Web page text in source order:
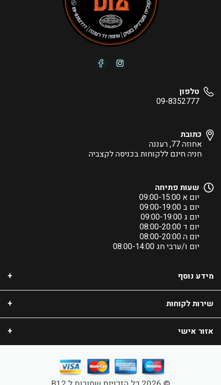
טלפון
09-8352777
כתובת
אחוזה 77, רעננה
חניה חינם ללקוחות בכניסה לקצביה
שעות פתיחה
יום א 09:00-15:00
יום ב 09:00-19:00
יום ג 09:00-19:00
יום ד 08:00-20:00
יום ה 08:00-20:00
יום ו/ערבי חג 08:00-14:00
מידע נוסף
שירות לקוחות
אזור אישי